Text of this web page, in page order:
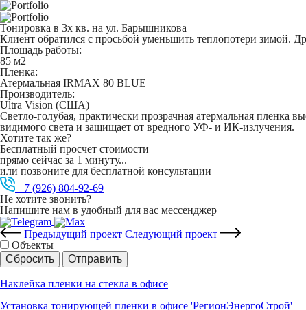
Тонировка в 3х кв. на ул. Барышникова
Клиент обратился с просьбой уменьшить теплопотери зимой.
Площадь работы:
85 м2
Пленка:
Атермальная IRMAX 80 BLUE
Производитель:
Ultra Vision (США)
Светло-голубая, практически прозрачная атермальная пленка
видимого света и защищает от вредного УФ- и ИК-излучения.
Хотите так же?
Бесплатный просчет стоимости
прямо сейчас за 1 минуту...
или позвоните для бесплатной консультации
+7 (926) 804-92-69
Не хотите звонить?
Напишите нам в удобный для вас мессенджер
Предыдущий проект Следующий проект
Объекты
Сбросить
Отправить
Наклейка пленки на стекла в офисе
Установка тонирующей пленки в офисе 'РегионЭнергоСтрой'